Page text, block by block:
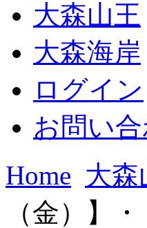
大森山王
大森海岸
ログイン
お問い
Home 大森
（金）】